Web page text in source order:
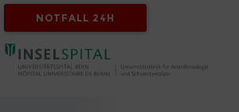
NOTFALL 24H